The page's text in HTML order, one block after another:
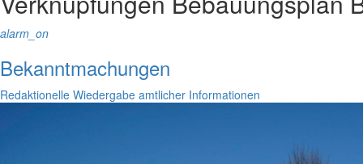
alarm_on
Bekanntmachungen
Redaktionelle Wiedergabe amtlicher Informationen